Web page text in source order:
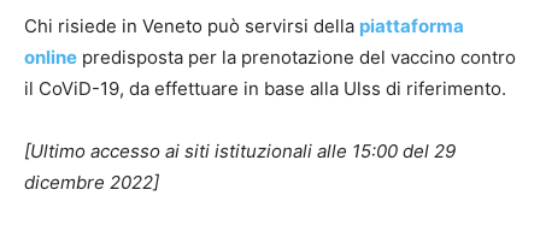
Chi risiede in Veneto può servirsi della piattaforma
online predisposta per la prenotazione del vaccino contro
il CoViD-19, da effettuare in base alla Ulss di riferimento.
[Ultimo accesso ai siti istituzionali alle 15:00 del 29
dicembre 2022]